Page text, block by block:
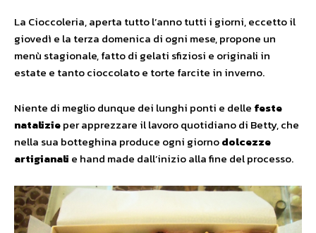
La Cioccoleria, aperta tutto l’anno tutti i giorni, eccetto il
giovedì e la terza domenica di ogni mese, propone un
menù stagionale, fatto di gelati sfiziosi e originali in
estate e tanto cioccolato e torte farcite in inverno.
Niente di meglio dunque dei lunghi ponti e delle feste
natalizieper apprezzare il lavoro quotidiano di Betty, che
nella sua botteghina produce ogni giornodolcezze
artigianali e hand made dall’inizio alla fine del processo.